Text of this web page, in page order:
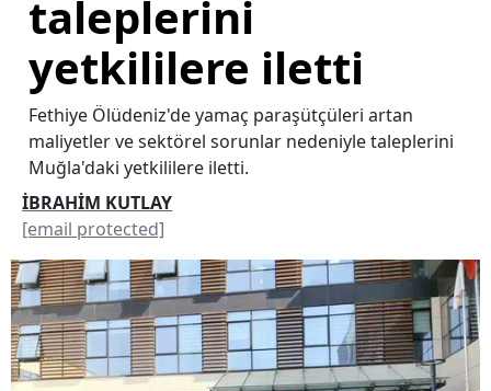
taleplerini
yetkililere iletti
Fethiye Ölüdeniz'de yamaç paraşütçüleri artan
maliyetler ve sektörel sorunlar nedeniyle taleplerini
Muğla'daki yetkililere iletti.
İBRAHİM KUTLAY
[email protected]